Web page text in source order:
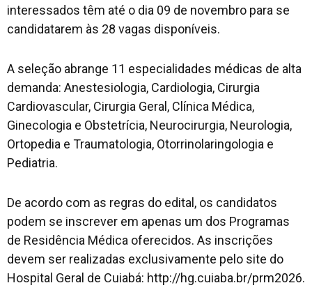
interessados têm até o dia 09 de novembro para se
candidatarem às 28 vagas disponíveis.
A seleção abrange 11 especialidades médicas de alta
demanda: Anestesiologia, Cardiologia, Cirurgia
Cardiovascular, Cirurgia Geral, Clínica Médica,
Ginecologia e Obstetrícia, Neurocirurgia, Neurologia,
Ortopedia e Traumatologia, Otorrinolaringologia e
Pediatria.
De acordo com as regras do edital, os candidatos
podem se inscrever em apenas um dos Programas
de Residência Médica oferecidos. As inscrições
devem ser realizadas exclusivamente pelo site do
Hospital Geral de Cuiabá: http://hg.cuiaba.br/prm2026.